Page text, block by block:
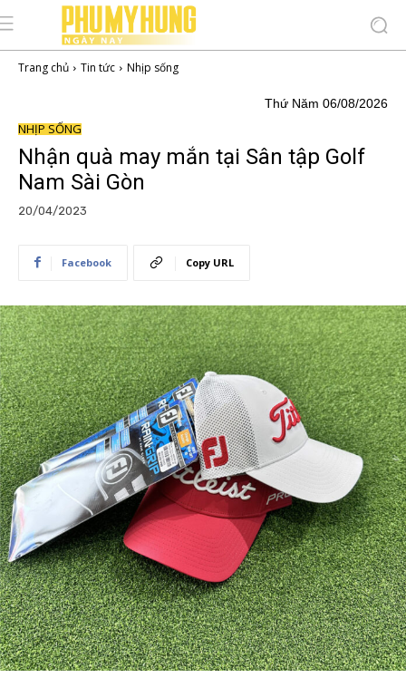
Trang chủ Tin tức Nhịp sống
Thứ Năm 06/08/2026
NHỊP SỐNG
Nhận quà may mắn tại Sân tập Golf
Nam Sài Gòn
20/04/2023
Facebook Copy URL